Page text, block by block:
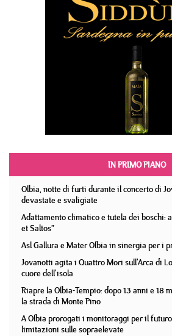
IN PRIMO PIANO
Olbia, notte di furti durante il concerto di
devastate e svaligiate
Adattamento climatico e tutela dei boschi:
et Saltos”
Asl Gallura e Mater Olbia in sinergia per i
Jovanotti agita i Quattro Mori sull'Arca di
cuore dell'isola
Riapre la Olbia-Tempio: dopo 13 anni e 18
la strada di Monte Pino
A Olbia prorogati i monitoraggi per il
limitazioni sulle sopraelevate